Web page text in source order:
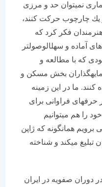
حد و مرزی
چارچوب حركت كنند،
فكر كرد كه
و سهل‏الوصول‏تر
با مطالعه و
بخش مسكن و
در این زمینه
فراوانی برای
می‏توانیم
همانگونه كه ژاپن
و شناخته
دوران صفویه در ایران